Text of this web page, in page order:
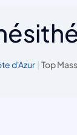
d'Azur | Top